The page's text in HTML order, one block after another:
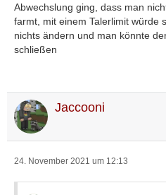
Abwechslung ging, dass man
farmt, mit einem Talerlimit würde
nichts ändern und man könnte
schließen
Jaccooni
24. November 2021 um 12:13